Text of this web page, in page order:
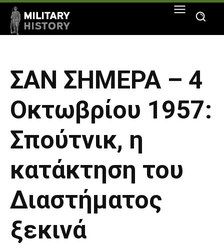
ΣΑΝ ΣΗΜΕΡΑ – 4
Οκτωβρίου 1957:
Σπούτνικ, η
κατάκτηση του
Διαστήματος
ξεκινά